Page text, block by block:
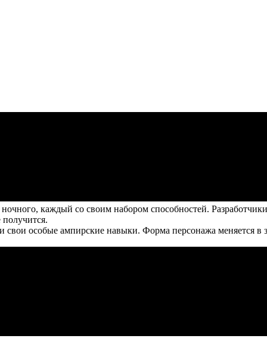
каждый со своим набором способностей.
особые ампирские навыки. Форма персонажа меняется в